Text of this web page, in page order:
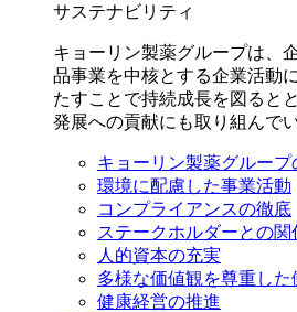
サステナビリティ
キョーリン製薬グループは、
品事業を中核とする企業活動
たすことで持続成長を図ると
発展への貢献にも取り組んでい
キョーリン製薬グループ
環境に配慮した事業活動
コンプライアンスの徹底
ステークホルダーとの関
人的資本の充実
多様な価値観を尊重し
健康経営の推進